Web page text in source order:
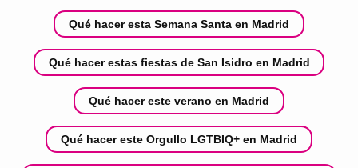
Qué hacer esta Semana Santa en Madrid
Qué hacer estas fiestas de San Isidro en Madrid
Qué hacer este verano en Madrid
Qué hacer este Orgullo LGTBIQ+ en Madrid